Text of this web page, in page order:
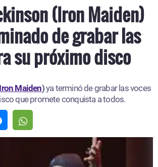
(Iron Maiden)
de grabar las
su próximo disco
Maiden)ya terminó de grabar las voces
que promete conquista a todos.